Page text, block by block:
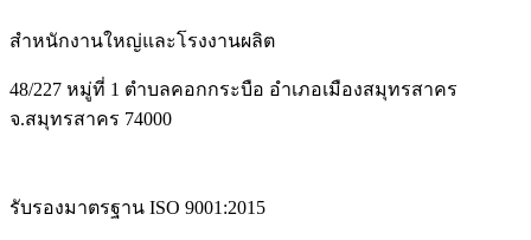
สำหนักงานใหญ่และโรงงานผลิต
48/227 หมู่ที่ 1 ตำบลคอกกระบือ อำเภอเมืองสมุทรสาคร
จ.สมุทรสาคร 74000
รับรองมาตรฐาน ISO 9001:2015